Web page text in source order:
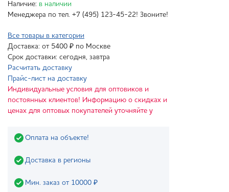
Наличие: в наличии
Менеджера по тел. +7 (495) 123-45-22! Звоните!
Все товары в категории
Доставка: от 5400 ₽ по Москве
Срок доставки: сегодня, завтра
Расчитать доставку
Прайс-лист на доставку
Индивидуальные условия для оптовиков и
постоянных клиентов! Информацию о скидках и
ценах для оптовых покупателей уточняйте у
Оплата на объекте!
Доставка в регионы
Мин. заказ от 10000 ₽